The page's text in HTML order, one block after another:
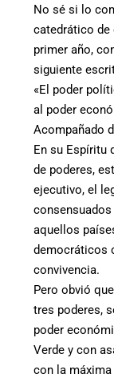
No sé si lo
catedrático de
primer año,
siguiente
«El poder
al poder
Acompañado
En su Espíritu
de poderes,
ejecutivo, el
consensuados
aquellos
democráticos
convivencia.
Pero obvió
tres poderes,
poder
Verde y con
con la